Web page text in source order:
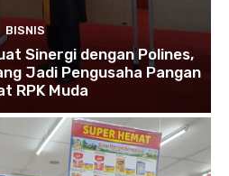
BISNIS
Sinergi dengan Polines,
Jadi Pengusaha Pangan
RPK Muda